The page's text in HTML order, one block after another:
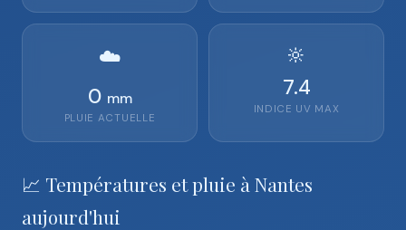
☁️
0 mm
PLUIE ACTUELLE
🔆
7.4
INDICE UV MAX
📈 Températures et pluie à Nantes
aujourd'hui